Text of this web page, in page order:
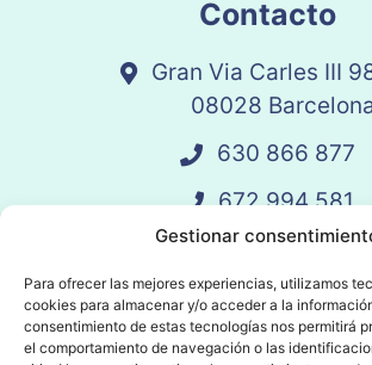
Gestionar
Para ofrecer las mejores experiencias, utilizamos
cookies para almacenar y/o acceder a la
consentimiento de estas tecnologías nos permitirá
el comportamiento de navegación o las
Contacto
Gran Via Carles III
08028
630 866 877
672 994 581
Agendar Llamada